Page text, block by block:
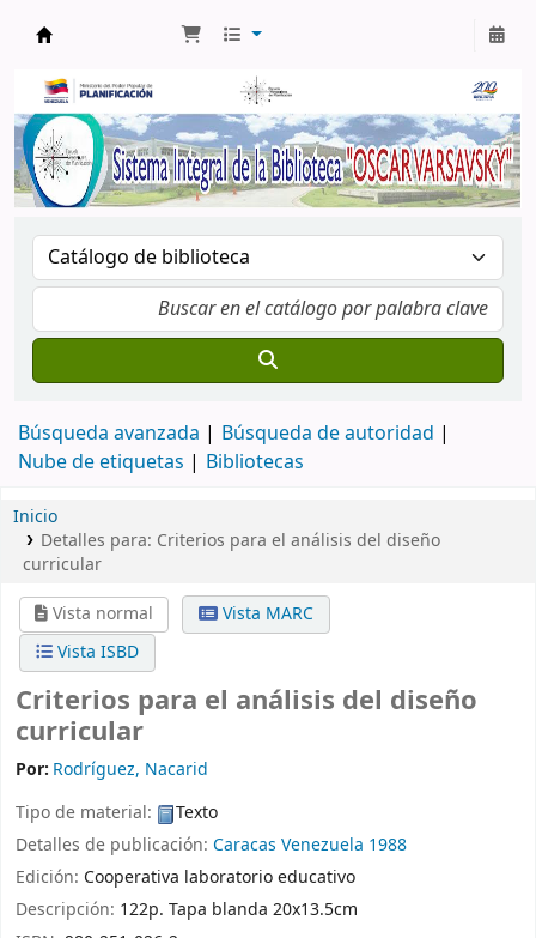
Búsqueda avanzada
Búsqueda de autoridad
Nube de etiquetas
Bibliotecas
Inicio
Detalles para: Criterios para el análisis del diseño
curricular
Vista normal
Vista MARC
Vista ISBD
Criterios para el análisis del diseño
curricular
Por: Rodríguez, Nacarid
Tipo de material:
Texto
Detalles de publicación: Caracas Venezuela 1988
Edición: Cooperativa laboratorio educativo
Descripción: 122p. Tapa blanda 20x13.5cm